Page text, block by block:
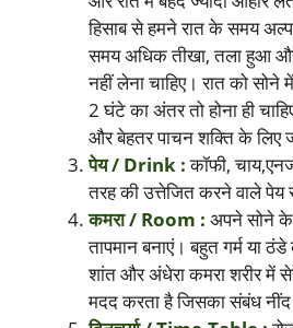
हिसाब से हमने रात के समय
समय अधिक तीखा, तला हुआ
नहीं लेना चाहिए। रात को
2 घंटे का अंतर तो होना ही
और बेहतर पाचन शक्ति के लिए
पेय / Drink :कॉफी,
तरह की उत्तेजित करने वाले पेय
कमरा / Room : अपने सोने
तापमान बनाएं। बहुत गर्म या
शांत और अंधेरा कमरा शरीर में
मदद करता है जिसका संबंध